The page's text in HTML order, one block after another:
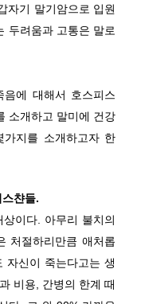
자기 말기암으로 입원
두려움과 고통은 말로
에 대해서 호스피스
소개하고 말미에 건강
가지를 소개하고자 한
챤들.
이다. 아무리 불치의
처절하리만큼 애처롭
자신이 죽는다고는 생
비용, 간병의 한계 때